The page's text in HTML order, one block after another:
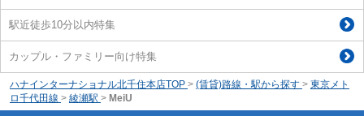
駅近徒歩10分以内特集
カップル・ファミリー向け特集
ハナインターナショナル北千住本店TOP > (賃貸)路線・駅から探す > 東京メト
ロ千代田線 > 綾瀬駅 > MeiU